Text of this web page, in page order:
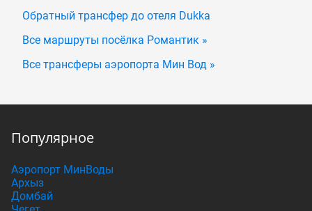
Обратный трансфер до отеля Dukka
Все маршруты посёлка Романтик »
Все трансферы аэропорта Мин Вод »
Популярное
Аэропорт МинВоды
Архыз
Домбай